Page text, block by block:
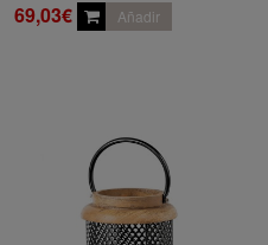
69,03€ Añadir